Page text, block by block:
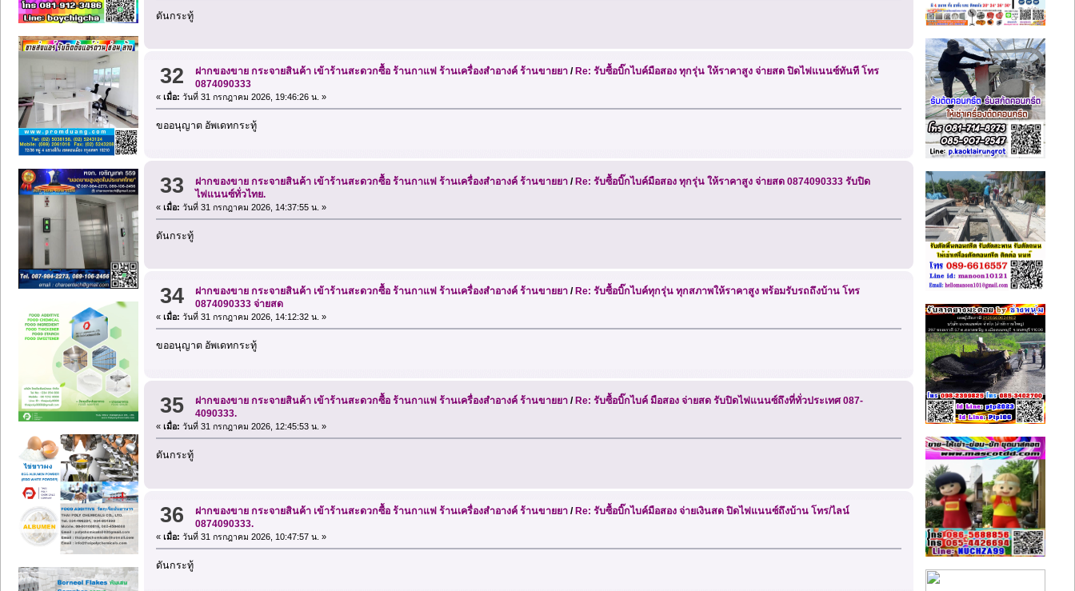
ดันกระทู้
32 ฝากของขาย กระจายสินค้า เข้าร้านสะดวกซื้อ ร้านกาแฟ ร้านเครื่องสำอางค์ ร้านขายยา / Re: รับซื้อบิ๊กไบค์มือสอง ทุกรุ่น ให้ราคาสูง จ่ายสด ปิดไฟแนนซ์ทันที โทร
0874090333
« เมื่อ: วันที่ 31 กรกฎาคม 2026, 19:46:26 น. »
ขออนุญาต อัพเดทกระทู้
33 ฝากของขาย กระจายสินค้า เข้าร้านสะดวกซื้อ ร้านกาแฟ ร้านเครื่องสำอางค์ ร้านขายยา /Re: รับซื้อบิ๊กไบค์มือสอง ทุกรุ่น ให้ราคาสูง จ่ายสด 0874090333 รับปิด
ไฟแนนซ์ทั่วไทย.
« เมื่อ: วันที่ 31 กรกฎาคม 2026, 14:37:55 น. »
ดันกระทู้
34 ฝากของขาย กระจายสินค้า เข้าร้านสะดวกซื้อ ร้านกาแฟ ร้านเครื่องสำอางค์ ร้านขายยา / Re: รับซื้อบิ๊กไบค์ทุกรุ่น ทุกสภาพให้ราคาสูง พร้อมรับรถถึงบ้าน โทร
0874090333 จ่ายสด
« เมื่อ: วันที่ 31 กรกฎาคม 2026, 14:12:32 น. »
ขออนุญาต อัพเดทกระทู้
35 ฝากของขาย กระจายสินค้า เข้าร้านสะดวกซื้อ ร้านกาแฟ ร้านเครื่องสำอางค์ ร้านขายยา / Re: รับซื้อบิ๊กไบค์ มือสอง จ่ายสด รับปิดไฟแนนซ์ถึงที่ทั่วประเทศ 087-
4090333.
« เมื่อ: วันที่ 31 กรกฎาคม 2026, 12:45:53 น. »
ดันกระทู้
36 ฝากของขาย กระจายสินค้า เข้าร้านสะดวกซื้อ ร้านกาแฟ ร้านเครื่องสำอางค์ ร้านขายยา / Re: รับซื้อบิ๊กไบค์มือสอง จ่ายเงินสด ปิดไฟแนนซ์ถึงบ้าน โทร/ไลน์
0874090333.
« เมื่อ: วันที่ 31 กรกฎาคม 2026, 10:47:57 น. »
ดันกระทู้